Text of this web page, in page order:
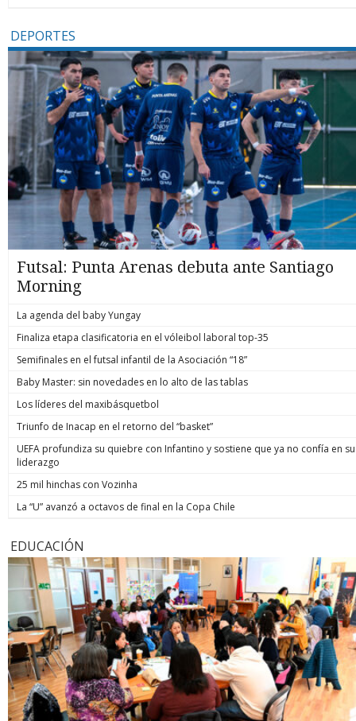
DEPORTES
Futsal: Punta Arenas debuta ante Santiago
Morning
La agenda del baby Yungay
Finaliza etapa clasificatoria en el vóleibol laboral top-35
Semifinales en el futsal infantil de la Asociación “18”
Baby Master: sin novedades en lo alto de las tablas
Los líderes del maxibásquetbol
Triunfo de Inacap en el retorno del “basket”
UEFA profundiza su quiebre con Infantino y sostiene que ya no confía en su
liderazgo
25 mil hinchas con Vozinha
La “U” avanzó a octavos de final en la Copa Chile
EDUCACIÓN